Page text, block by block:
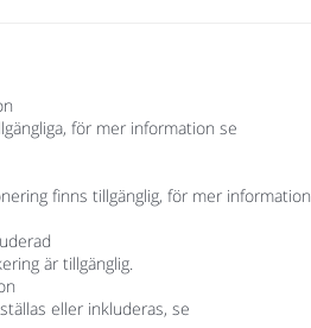
för mer information se
finns tillgänglig, för mer information
är tillgänglig.
eller inkluderas, se